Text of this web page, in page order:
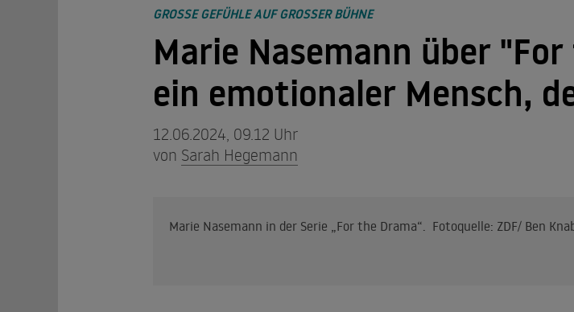
GROSSE GEFÜHLE AUF GROSSER BÜHNE
Marie Nasemann über
ein emotionaler Mensch,
12.06.2024, 09.12 Uhr
von Sarah Hegemann
Marie Nasemann in der Serie „For the Drama“. Fotoquelle: ZDF/ Ben